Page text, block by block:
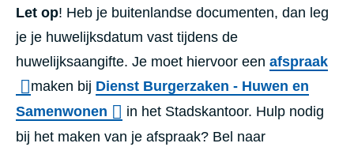
Let op! Heb je buitenlandse documenten, dan leg
je je huwelijksdatum vast tijdens de
huwelijksaangifte. Je moet hiervoor een afspraak
maken bij Dienst Burgerzaken - Huwen en
Samenwonen
in het Stadskantoor. Hulp nodig
bij het maken van je afspraak? Bel naar